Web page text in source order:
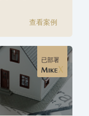
查看案例
已部署